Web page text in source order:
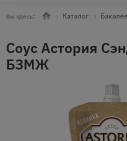
Вы здесь: Каталог Бакалея
Соус Астория
БЗМЖ